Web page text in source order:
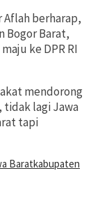
Aflah berharap,
Bogor Barat,
ke DPR RI
mendorong
tidak lagi Jawa
tapi
Baratkabupaten